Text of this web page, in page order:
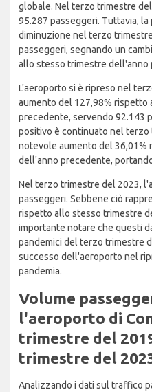
globale. Nel terzo trimestre
95.287 passeggeri. Tuttavia,
diminuzione nel terzo
passeggeri, segnando un
allo stesso trimestre dell'anno
L'aeroporto si è ripreso nel
aumento del 127,98%
precedente, servendo 92.143
positivo è continuato nel terzo
notevole aumento del
dell'anno precedente,
Nel terzo trimestre del 2023,
passeggeri. Sebbene ciò
rispetto allo stesso trimestre
importante notare che questi
pandemici del terzo trimestre
successo dell'aeroporto nel
pandemia.
Volume
l'aeroporto di
trimestre del
trimestre del
Analizzando i dati sul traffico